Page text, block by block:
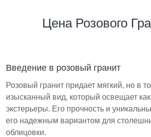
Цена Розового
Введение в розовый гранит
Розовый гранит придает мягкий, но в
изысканный вид, который освещает
экстерьеры. Его прочность и
его надежным вариантом для
облицовки.